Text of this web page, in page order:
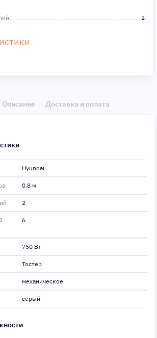
2
Описание Доставка и оплата
Hyundai
0.8 м
2
6
750 Вт
Тостер
механическое
серый